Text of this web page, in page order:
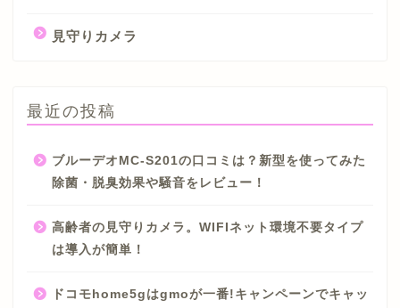
見守りカメラ
最近の投稿
ブルーデオMC-S201の口コミは？新型を使ってみた
除菌・脱臭効果や騒音をレビュー！
高齢者の見守りカメラ。WIFIネット環境不要タイプ
は導入が簡単！
ドコモhome5gはgmoが一番!キャンペーンでキャッ